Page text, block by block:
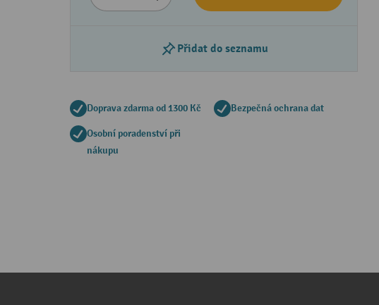
Přidat do seznamu
Doprava zdarma od 1300 Kč Bezpečná ochrana dat
Osobní poradenství při
nákupu